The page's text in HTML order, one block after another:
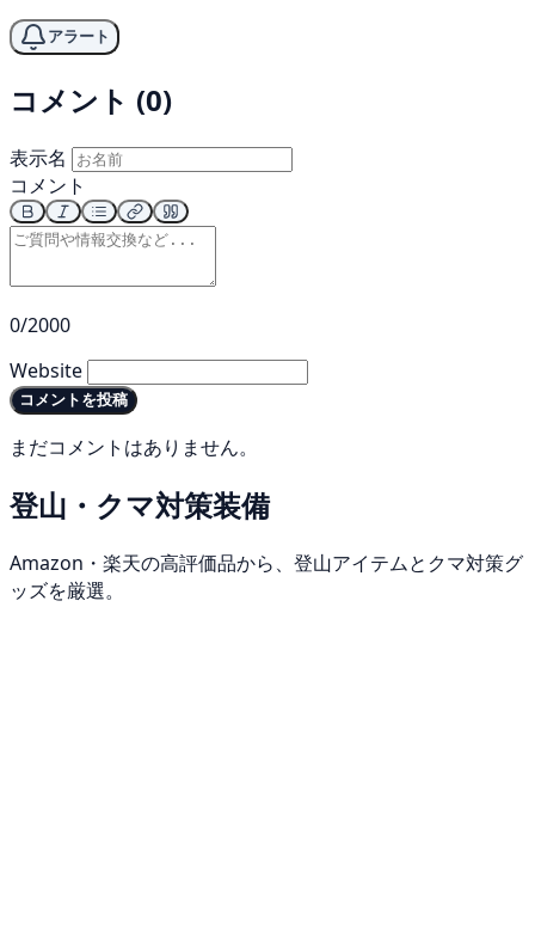
アラート
コメント (0)
表示名
コメント
0/2000
Website
コメントを投稿
まだコメントはありません。
登山・クマ対策装備
Amazon・楽天の高評価品から、登山アイテムとクマ対策グ
ッズを厳選。